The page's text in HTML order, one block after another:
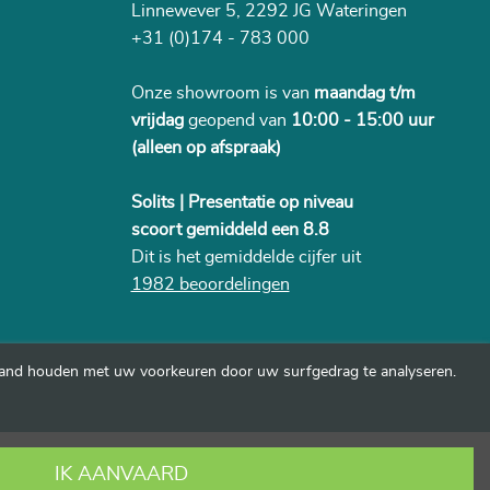
Linnewever 5, 2292 JG Wateringen
+31 (0)174 - 783 000
Onze showroom is van maandag t/m
vrijdaggeopend van 10:00 - 15:00 uur
(alleen op afspraak)
Solits | Presentatie op niveau
scoort gemiddeld een 8.8
Dit is het gemiddelde cijfer uit
1982 beoordelingen
houden met uw voorkeuren door uw surfgedrag te analyseren.
IK AANVAARD